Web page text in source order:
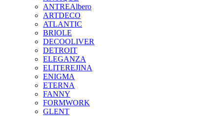
ANTREAlbero
ARTDECO
ATLANTIC
BRIOLE
DECOOLIVER
DETROIT
ELEGANZA
ELITEREJINA
ENIGMA
ETERNA
FANNY
FORMWORK
GLENT